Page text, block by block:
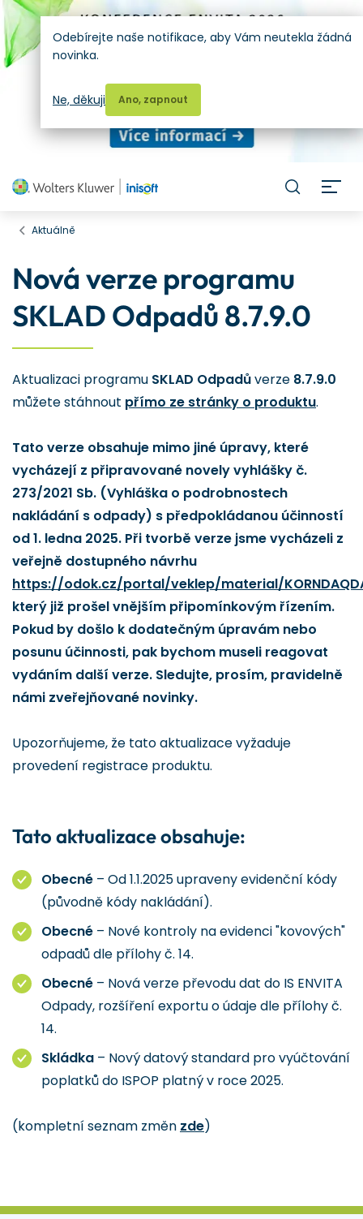
Aktuálně
Nová verze programu
SKLAD Odpadů 8.7.9.0
Aktualizaci programu SKLAD Odpadůverze 8.7.9.0
můžete stáhnout přímo ze stránky o produktu.
Tato verze obsahuje mimo jiné úpravy, které
vycházejí z připravované novely vyhlášky č.
273/2021 Sb. (Vyhláška o podrobnostech
nakládání s odpady) s předpokládanou účinností
od 1. ledna 2025. Při tvorbě verze jsme vycházeli z
veřejně dostupného návrhu
https://odok.cz/portal/veklep/material/
který již prošel vnějším připomínkovým řízením.
Pokud by došlo k dodatečným úpravám nebo
posunu účinnosti, pak bychom museli reagovat
vydáním další verze. Sledujte, prosím, pravidelně
námi zveřejňované novinky.
Upozorňujeme, že tato aktualizace vyžaduje
provedení registrace produktu.
Tato aktualizace obsahuje:
Obecné – Od 1.1.2025 upraveny evidenční kódy
(původně kódy nakládání).
Obecné – Nové kontroly na evidenci "kovových"
odpadů dle přílohy č. 14.
Obecné – Nová verze převodu dat do IS ENVITA
Odpady, rozšíření exportu o údaje dle přílohy č.
14.
Skládka – Nový datový standard pro vyúčtování
poplatků do ISPOP platný v roce 2025.
(kompletní seznam změn zde)
Odebírejte naše notifikace, aby Vám neutekla žádná
novinka.
Ano, zapnout
Ne, děkuji